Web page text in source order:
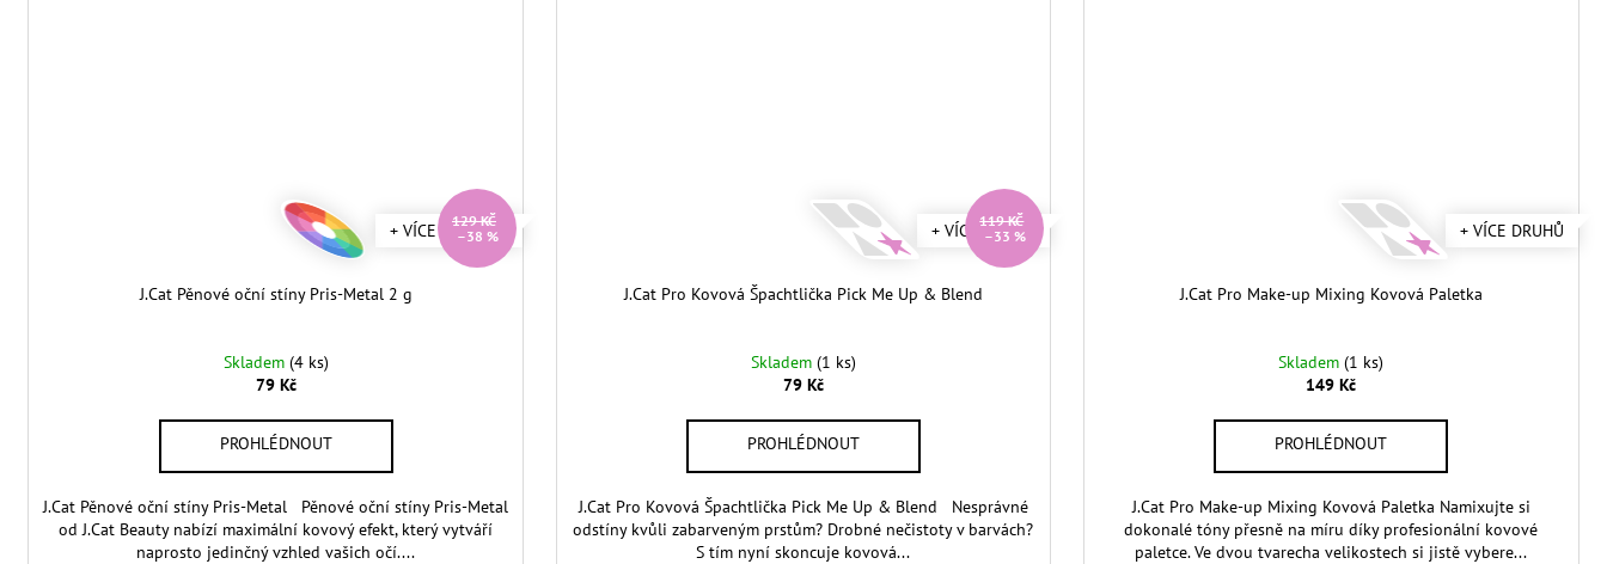
+ VÍCE ODSTÍNŮ
129 KČ
–38 %
J.Cat Pěnové oční stíny Pris-Metal 2 g
Skladem (4 ks)
79 Kč
J.Cat Pěnové oční stíny Pris-Metal Pěnové oční stíny Pris-Metal
od J.Cat Beauty nabízí maximální kovový efekt, který vytváří
naprosto jedinčný vzhled vašich očí....
+ VÍCE DRUHŮ
119 KČ
–33 %
J.Cat Pro Kovová Špachtlička Pick Me Up & Blend
Skladem (1 ks)
79 Kč
J.Cat Pro Kovová Špachtlička Pick Me Up & Blend Nesprávné
odstíny kvůli zabarveným prstům? Drobné nečistoty v barvách?
S tím nyní skoncuje kovová...
+ VÍCE DRUHŮ
J.Cat Pro Make-up Mixing Kovová Paletka
Skladem(1 ks)
149 Kč
J.Cat Pro Make-up Mixing Kovová Paletka Namixujte si
dokonalé tóny přesně na míru díky profesionální kovové
paletce. Ve dvou tvarecha velikostech si jistě vybere...